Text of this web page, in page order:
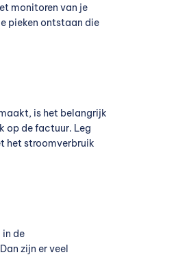
monitoren van je
pieken ontstaan die
is het belangrijk
op de factuur. Leg
het stroomverbruik
de
zijn er veel